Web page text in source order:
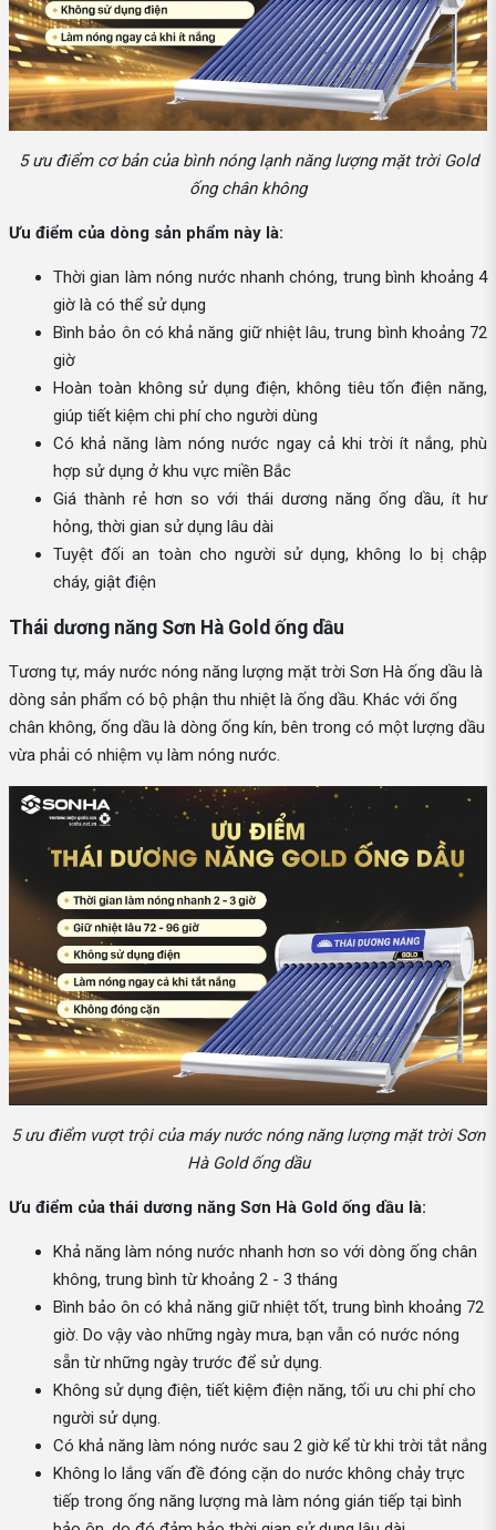
5 ưu điểm cơ bản của bình nóng lạnh năng lượng mặt trời Gold
ống chân không
Ưu điểm của dòng sản phẩm này là:
Thời gian làm nóng nước nhanh chóng, trung bình khoảng 4
giờ là có thể sử dụng
Bình bảo ôn có khả năng giữ nhiệt lâu, trung bình khoảng 72
giờ
Hoàn toàn không sử dụng điện, không tiêu tốn điện năng,
giúp tiết kiệm chi phí cho người dùng
Có khả năng làm nóng nước ngay cả khi trời ít nắng, phù
hợp sử dụng ở khu vực miền Bắc
Giá thành rẻ hơn so với thái dương năng ống dầu, ít hư
hỏng, thời gian sử dụng lâu dài
Tuyệt đối an toàn cho người sử dụng, không lo bị chập
cháy, giật điện
Thái dương năng Sơn Hà Gold ống dầu
Tương tự, máy nước nóng năng lượng mặt trời Sơn Hà ống dầu là
dòng sản phẩm có bộ phận thu nhiệt là ống dầu. Khác với ống
chân không, ống dầu là dòng ống kín, bên trong có một lượng dầu
vừa phải có nhiệm vụ làm nóng nước.
5 ưu điểm vượt trội của máy nước nóng năng lượng mặt trời Sơn
Hà Gold ống dầu
Ưu điểm của thái dương năng Sơn Hà Gold ống dầu là:
Khả năng làm nóng nước nhanh hơn so với dòng ống chân
không, trung bình từ khoảng 2 - 3 tháng
Bình bảo ôn có khả năng giữ nhiệt tốt, trung bình khoảng 72
giờ. Do vậy vào những ngày mưa, bạn vẫn có nước nóng
sẵn từ những ngày trước để sử dụng.
Không sử dụng điện, tiết kiệm điện năng, tối ưu chi phí cho
người sử dụng.
Có khả năng làm nóng nước sau 2 giờ kể từ khi trời tắt nắng
Không lo lắng vấn đề đóng cặn do nước không chảy trực
tiếp trong ống năng lượng mà làm nóng gián tiếp tại bình